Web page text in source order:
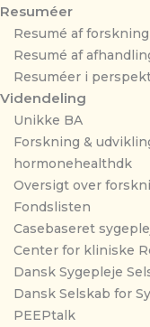
Resuméer
Resumé af forskning
Resumé af
Resuméer i
Videndeling
Unikke BA
Forskning &
hormonehealthdk
Oversigt over
Fondslisten
Casebaseret
Center for kliniske
Dansk Sygepleje
Dansk Selskab for
PEEPtalk